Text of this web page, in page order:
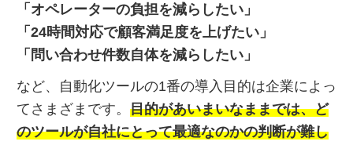
「オペレーターの負担を減らしたい」
「24時間対応で顧客満足度を上げたい」
「問い合わせ件数自体を減らしたい」
など、自動化ツールの1番の導入目的は企業によっ
てさまざまです。 目的があいまいなままでは、ど
のツールが自社にとって最適なのかの判断が難し